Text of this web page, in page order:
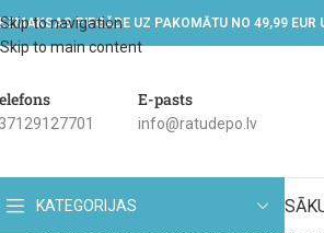
Skip to navigation
Skip to main content
PIEGĀDE UZ PAKOMĀTU NO 49,99 EUR
E-pasts
info@ratudepo.lv
KATEGORIJAS